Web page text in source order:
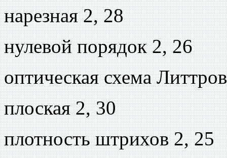
нарезная 2, 28
нулевой порядок 2, 26
оптическая схема
плоская 2, 30
плотность штрихов 2, 25